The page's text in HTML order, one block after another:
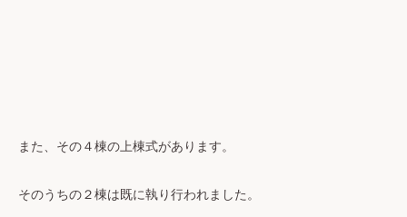
また、その４棟の上棟式があります。
そのうちの２棟は既に執り行われました。